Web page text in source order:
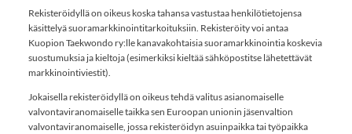
Rekisteröidyllä on oikeus koska tahansa vastustaa henkilötietojensa
käsittelyä suoramarkkinointitarkoituksiin. Rekisteröity voi antaa
Kuopion Taekwondo ry:lle kanavakohtaisia suoramarkkinointia koskevia
suostumuksia ja kieltoja (esimerkiksi kieltää sähköpostitse lähetettävät
markkinointiviestit).
Jokaisella rekisteröidyllä on oikeus tehdä valitus asianomaiselle
valvontaviranomaiselle taikka sen Euroopan unionin jäsenvaltion
valvontaviranomaiselle, jossa rekisteröidyn asuinpaikka tai työpaikka